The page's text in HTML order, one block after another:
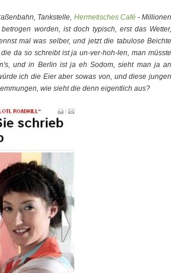
Tankstelle, Hermetisches Café- Millionen
worden, ist doch typisch, erst das Wetter,
mal was selber, und jetzt die tabulose Beichte
da so schreibt ist ja un-ver-hoh-len, man müsste
und in Berlin ist ja eh Sodom, sieht man ja an
ich die Eier aber sowas von, und diese jungen
wie sieht die denn eigentlich aus?